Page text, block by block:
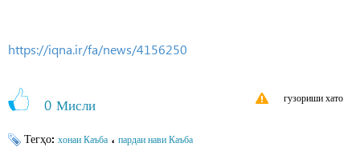
https://iqna.ir/fa/news/4156250
0 Мисли гузориши хато
Тегҳо: хонаи Каъба ، пардаи нави Каъба